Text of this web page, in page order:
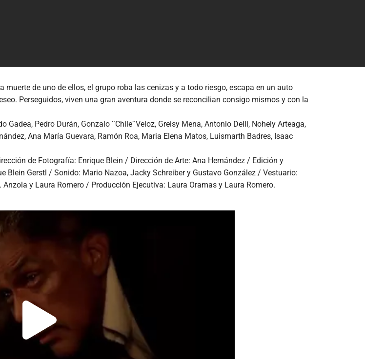
de uno de ellos, el grupo roba las cenizas y a todo riesgo, escapa en un auto
Perseguidos, viven una gran aventura donde se reconcilian consigo mismos y con la
Pedro Durán, Gonzalo ¨Chile¨Veloz, Greisy Mena, Antonio Delli, Nohely Arteaga,
Ana María Guevara, Ramón Roa, Maria Elena Matos, Luismarth Badres, Isaac
de Fotografía: Enrique Blein / Dirección de Arte: Ana Hernández / Edición y
Gerstl / Sonido: Mario Nazoa, Jacky Schreiber y Gustavo González / Vestuario:
y Laura Romero / Producción Ejecutiva: Laura Oramas y Laura Romero.